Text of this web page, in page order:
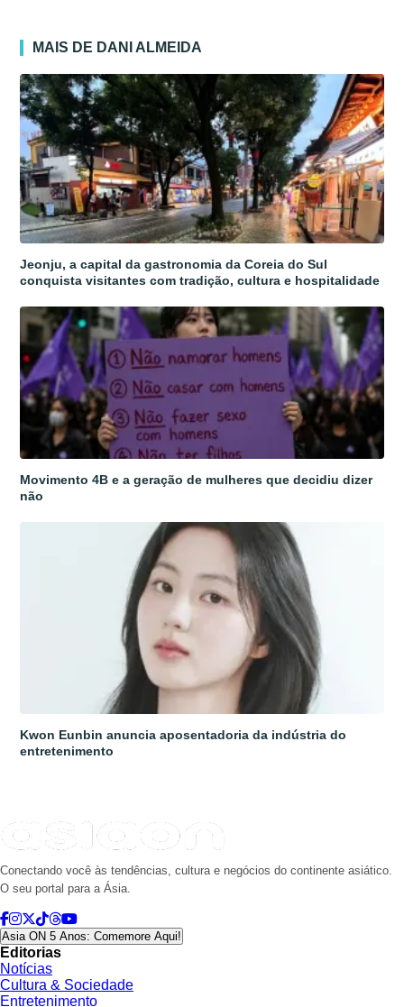
MAIS DE DANI ALMEIDA
Jeonju, a capital da gastronomia da Coreia do Sul
conquista visitantes com tradição, cultura e hospitalidade
Movimento 4B e a geração de mulheres que decidiu dizer
não
Kwon Eunbin anuncia aposentadoria da indústria do
entretenimento
Conectando você às tendências, cultura e negócios do continente asiático.
O seu portal para a Ásia.
Asia ON 5 Anos: Comemore Aqui!
Editorias
Notícias
Cultura & Sociedade
Entretenimento